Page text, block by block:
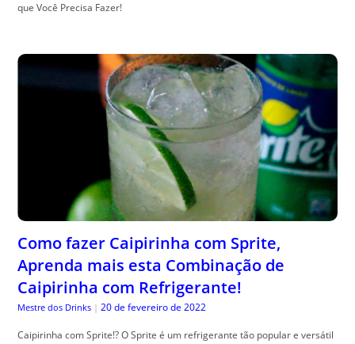
que Você Precisa Fazer!
Como fazer Caipirinha com Sprite,
Aprenda mais esta Combinação de
Caipirinha com Refrigerante!
Mestre dos Drinks | 20 de fevereiro de 2022
Caipirinha com Sprite!? O Sprite é um refrigerante tão popular e versátil